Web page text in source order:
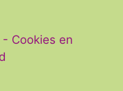
- Cookies en